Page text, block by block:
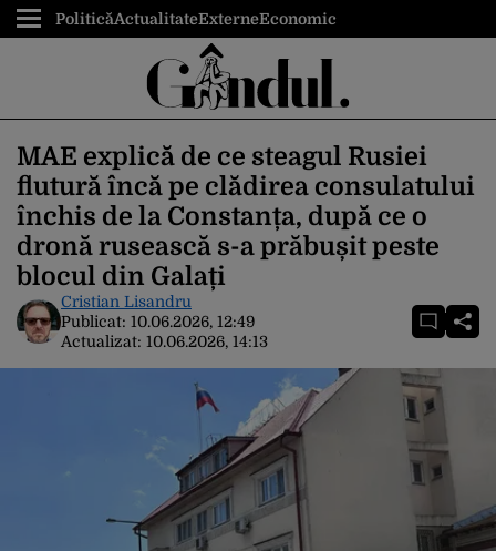
PoliticăActualitateExterneEconomic
MAE explică de ce steagul Rusiei
flutură încă pe clădirea consulatului
închis de la Constanța, după ce o
dronă rusească s-a prăbușit peste
blocul din Galați
Cristian Lisandru
Publicat: 10.06.2026, 12:49
Actualizat: 10.06.2026, 14:13